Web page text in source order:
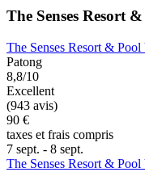
The Senses Resort
The Senses Resort &
Patong
8,8/10
Excellent
(943 avis)
90 €
taxes et frais compris
7 sept. - 8 sept.
The Senses Resort &